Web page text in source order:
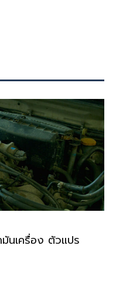
นเครื่อง ตัวแปร